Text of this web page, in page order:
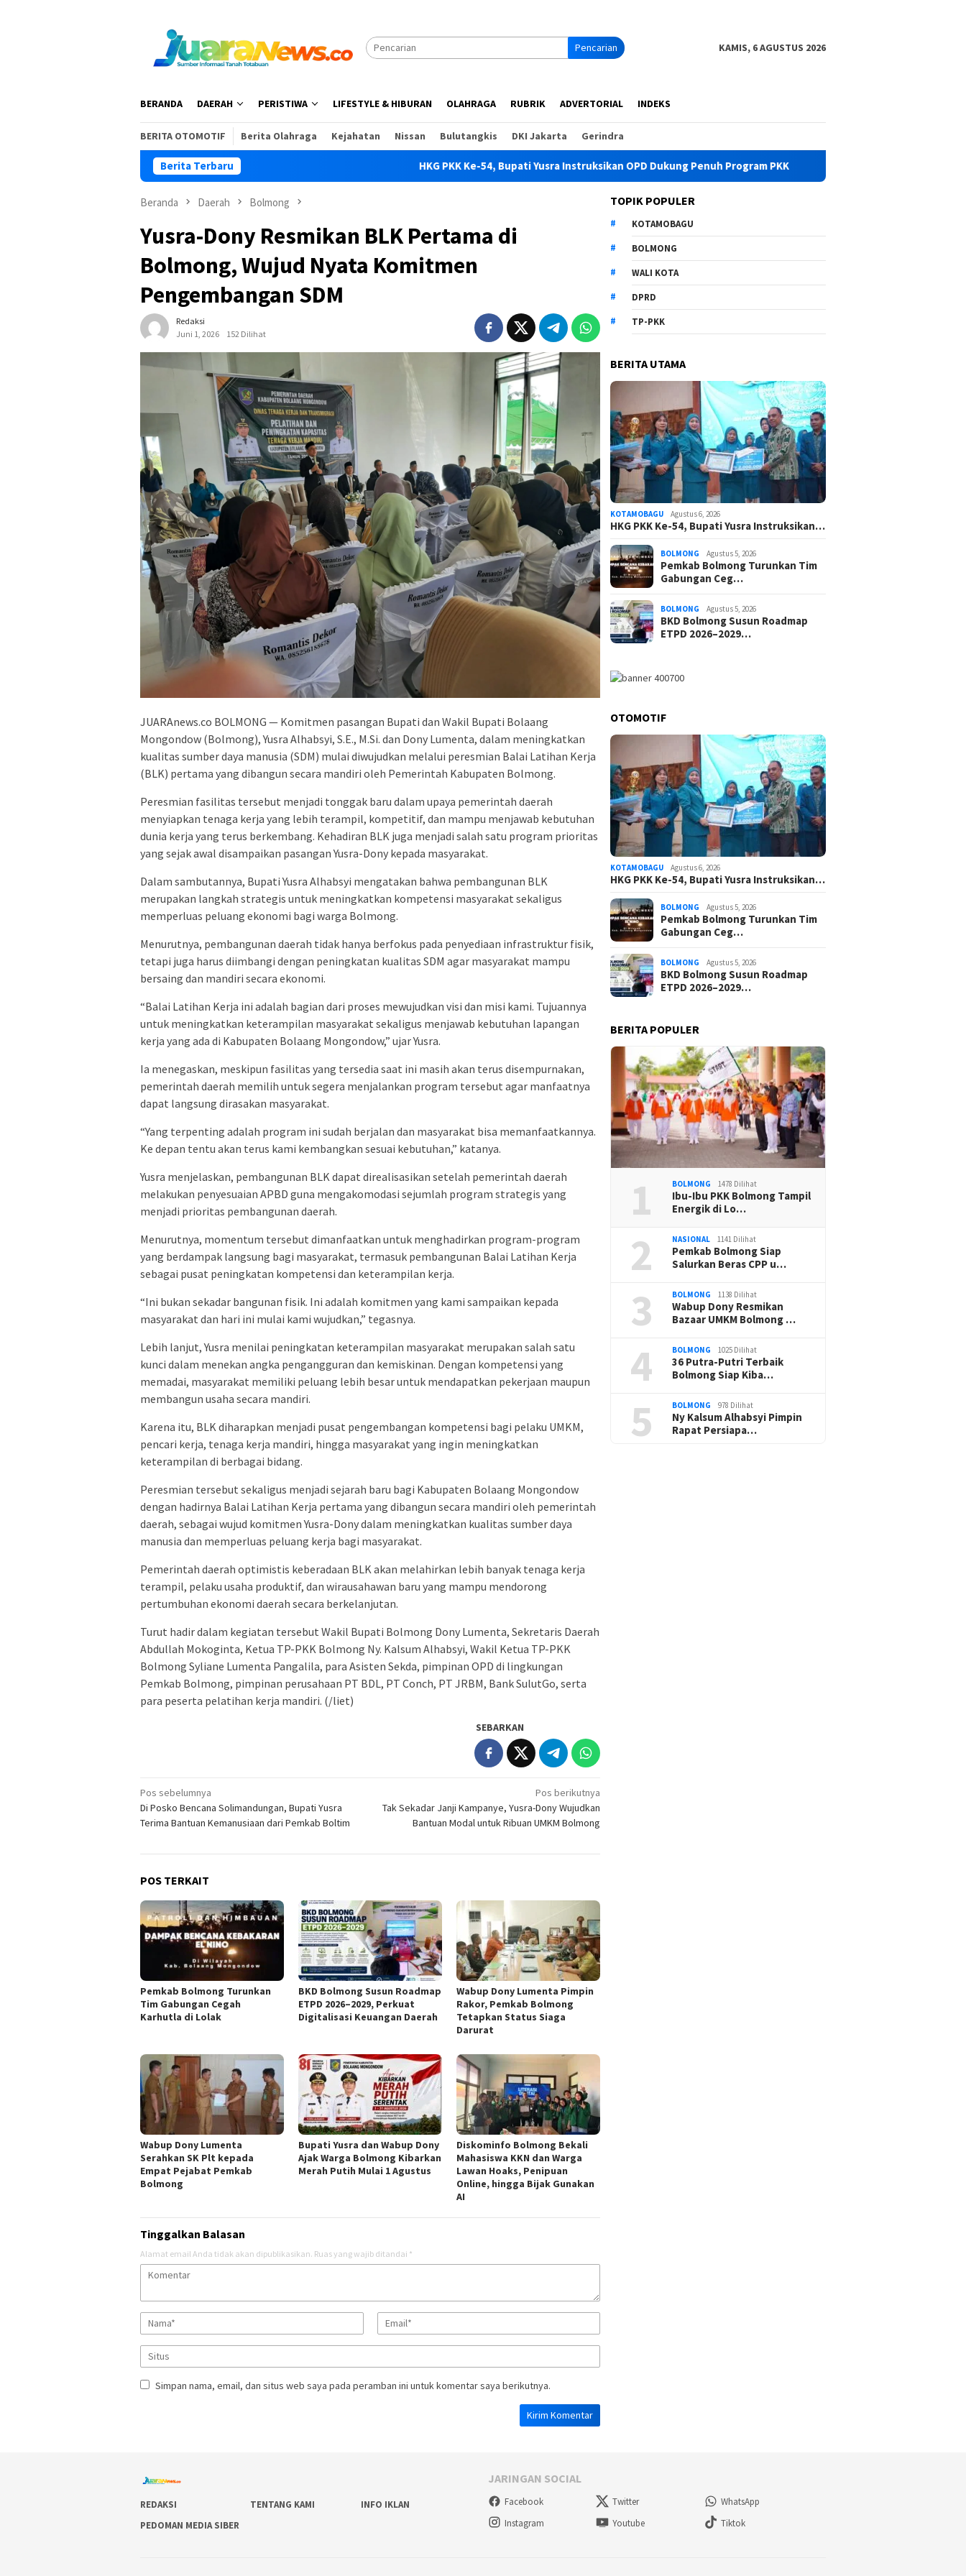
Pencarian KAMIS, 6 AGUSTUS 2026
BERANDA DAERAH PERISTIWA LIFESTYLE & HIBURAN OLAHRAGA RUBRIK ADVERTORIAL INDEKS
BERITA OTOMOTIF Berita Olahraga Kejahatan Nissan Bulutangkis DKI Jakarta Gerindra
Berita Terbaru HKG PKK Ke-54, Bupati Yusra Instruksikan OPD Dukung Penuh Program PKK Pemkab Bolmong Turunkan Tim
Beranda Daerah Bolmong
Yusra-Dony Resmikan BLK Pertama di
Bolmong, Wujud Nyata Komitmen
Pengembangan SDM
Redaksi
Juni 1, 2026
152 Dilihat
JUARAnews.co BOLMONG — Komitmen pasangan Bupati dan Wakil Bupati Bolaang
Mongondow (Bolmong), Yusra Alhabsyi, S.E., M.Si. dan Dony Lumenta, dalam meningkatkan
kualitas sumber daya manusia (SDM) mulai diwujudkan melalui peresmian Balai Latihan Kerja
(BLK) pertama yang dibangun secara mandiri oleh Pemerintah Kabupaten Bolmong.
Peresmian fasilitas tersebut menjadi tonggak baru dalam upaya pemerintah daerah
menyiapkan tenaga kerja yang lebih terampil, kompetitif, dan mampu menjawab kebutuhan
dunia kerja yang terus berkembang. Kehadiran BLK juga menjadi salah satu program prioritas
yang sejak awal disampaikan pasangan Yusra-Dony kepada masyarakat.
Dalam sambutannya, Bupati Yusra Alhabsyi mengatakan bahwa pembangunan BLK
merupakan langkah strategis untuk meningkatkan kompetensi masyarakat sekaligus
memperluas peluang ekonomi bagi warga Bolmong.
Menurutnya, pembangunan daerah tidak hanya berfokus pada penyediaan infrastruktur fisik,
tetapi juga harus diimbangi dengan peningkatan kualitas SDM agar masyarakat mampu
bersaing dan mandiri secara ekonomi.
“Balai Latihan Kerja ini adalah bagian dari proses mewujudkan visi dan misi kami. Tujuannya
untuk meningkatkan keterampilan masyarakat sekaligus menjawab kebutuhan lapangan
kerja yang ada di Kabupaten Bolaang Mongondow,” ujar Yusra.
Ia menegaskan, meskipun fasilitas yang tersedia saat ini masih akan terus disempurnakan,
pemerintah daerah memilih untuk segera menjalankan program tersebut agar manfaatnya
dapat langsung dirasakan masyarakat.
“Yang terpenting adalah program ini sudah berjalan dan masyarakat bisa memanfaatkannya.
Ke depan tentu akan terus kami kembangkan sesuai kebutuhan,” katanya.
Yusra menjelaskan, pembangunan BLK dapat direalisasikan setelah pemerintah daerah
melakukan penyesuaian APBD guna mengakomodasi sejumlah program strategis yang
menjadi prioritas pembangunan daerah.
Menurutnya, momentum tersebut dimanfaatkan untuk menghadirkan program-program
yang berdampak langsung bagi masyarakat, termasuk pembangunan Balai Latihan Kerja
sebagai pusat peningkatan kompetensi dan keterampilan kerja.
“Ini bukan sekadar bangunan fisik. Ini adalah komitmen yang kami sampaikan kepada
masyarakat dan hari ini mulai kami wujudkan,” tegasnya.
Lebih lanjut, Yusra menilai peningkatan keterampilan masyarakat merupakan salah satu
kunci dalam menekan angka pengangguran dan kemiskinan. Dengan kompetensi yang
memadai, masyarakat memiliki peluang lebih besar untuk mendapatkan pekerjaan maupun
membangun usaha secara mandiri.
Karena itu, BLK diharapkan menjadi pusat pengembangan kompetensi bagi pelaku UMKM,
pencari kerja, tenaga kerja mandiri, hingga masyarakat yang ingin meningkatkan
keterampilan di berbagai bidang.
Peresmian tersebut sekaligus menjadi sejarah baru bagi Kabupaten Bolaang Mongondow
dengan hadirnya Balai Latihan Kerja pertama yang dibangun secara mandiri oleh pemerintah
daerah, sebagai wujud komitmen Yusra-Dony dalam meningkatkan kualitas sumber daya
manusia dan memperluas peluang kerja bagi masyarakat.
Pemerintah daerah optimistis keberadaan BLK akan melahirkan lebih banyak tenaga kerja
terampil, pelaku usaha produktif, dan wirausahawan baru yang mampu mendorong
pertumbuhan ekonomi daerah secara berkelanjutan.
Turut hadir dalam kegiatan tersebut Wakil Bupati Bolmong Dony Lumenta, Sekretaris Daerah
Abdullah Mokoginta, Ketua TP-PKK Bolmong Ny. Kalsum Alhabsyi, Wakil Ketua TP-PKK
Bolmong Syliane Lumenta Pangalila, para Asisten Sekda, pimpinan OPD di lingkungan
Pemkab Bolmong, pimpinan perusahaan PT BDL, PT Conch, PT JRBM, Bank SulutGo, serta
para peserta pelatihan kerja mandiri. (/liet)
SEBARKAN
Navigasi
pos
Pos sebelumnya
Di Posko Bencana Solimandungan, Bupati Yusra
Terima Bantuan Kemanusiaan dari Pemkab Boltim
Pos berikutnya
Tak Sekadar Janji Kampanye, Yusra-Dony Wujudkan
Bantuan Modal untuk Ribuan UMKM Bolmong
POS TERKAIT
Pemkab Bolmong Turunkan
Tim Gabungan Cegah
Karhutla di Lolak
BKD Bolmong Susun Roadmap
ETPD 2026–2029, Perkuat
Digitalisasi Keuangan Daerah
Wabup Dony Lumenta Pimpin
Rakor, Pemkab Bolmong
Tetapkan Status Siaga
Darurat
Wabup Dony Lumenta
Serahkan SK Plt kepada
Empat Pejabat Pemkab
Bolmong
Bupati Yusra dan Wabup Dony
Ajak Warga Bolmong Kibarkan
Merah Putih Mulai 1 Agustus
Diskominfo Bolmong Bekali
Mahasiswa KKN dan Warga
Lawan Hoaks, Penipuan
Online, hingga Bijak Gunakan
AI
Tinggalkan Balasan
Alamat email Anda tidak akan dipublikasikan. Ruas yang wajib ditandai *
Simpan nama, email, dan situs web saya pada peramban ini untuk komentar saya berikutnya.
TOPIK POPULER
KOTAMOBAGU
BOLMONG
WALI KOTA
DPRD
TP-PKK
BERITA UTAMA
KOTAMOBAGU Agustus 6, 2026
HKG PKK Ke-54, Bupati Yusra Instruksikan…
BOLMONG Agustus 5, 2026
Pemkab Bolmong Turunkan Tim
Gabungan Ceg…
BOLMONG Agustus 5, 2026
BKD Bolmong Susun Roadmap
ETPD 2026–2029…
OTOMOTIF
KOTAMOBAGU Agustus 6, 2026
HKG PKK Ke-54, Bupati Yusra Instruksikan…
BOLMONG Agustus 5, 2026
Pemkab Bolmong Turunkan Tim
Gabungan Ceg…
BOLMONG Agustus 5, 2026
BKD Bolmong Susun Roadmap
ETPD 2026–2029…
BERITA POPULER
1 BOLMONG 1478 Dilihat
Ibu-Ibu PKK Bolmong Tampil
Energik di Lo…
2 NASIONAL 1141 Dilihat
Pemkab Bolmong Siap
Salurkan Beras CPP u…
3 BOLMONG 1138 Dilihat
Wabup Dony Resmikan
Bazaar UMKM Bolmong …
4 BOLMONG 1025 Dilihat
36 Putra-Putri Terbaik
Bolmong Siap Kiba…
5 BOLMONG 978 Dilihat
Ny Kalsum Alhabsyi Pimpin
Rapat Persiapa…
REDAKSI TENTANG KAMI
INFO IKLAN
PEDOMAN MEDIA SIBER
JARINGAN SOCIAL
Facebook Twitter
WhatsApp
Instagram
Youtube Tiktok